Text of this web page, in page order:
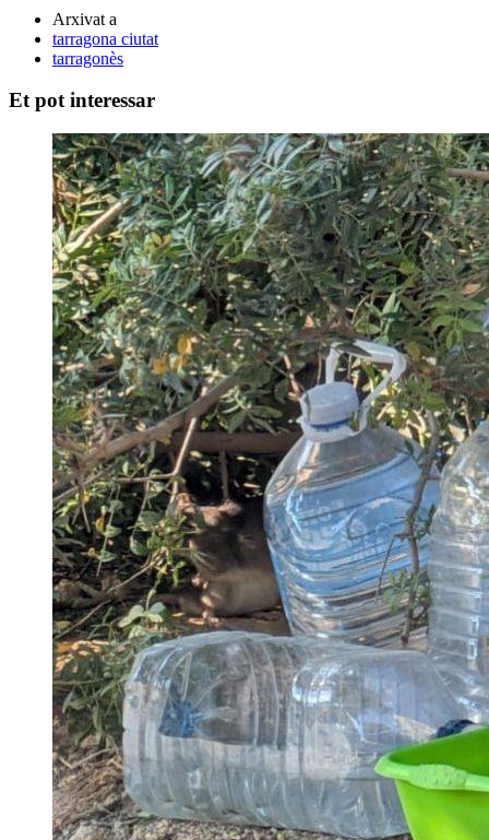
Arxivat a
tarragona ciutat
tarragonès
Et pot interessar